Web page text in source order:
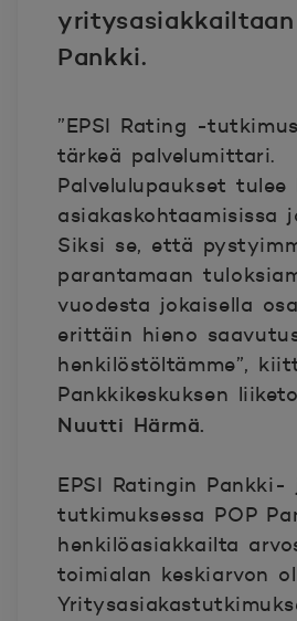
yritysasiakkailtaan
Pankki.
”EPSI Rating -
tärkeä palvelumittari.
Palvelulupaukset tulee
asiakaskohtaamisissa
Siksi se, että
parantamaan
vuodesta jokaisella
erittäin hieno
henkilöstöltämme”,
Pankkikeskuksen
Nuutti Härmä.
EPSI Ratingin
tutkimuksessa POP
henkilöasiakkailta
toimialan keskiarvon